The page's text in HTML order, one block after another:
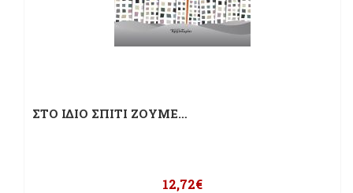
ΣΤΟ ΙΔΙΟ ΣΠΙΤΙ ΖΟΥΜΕ…
12,72€